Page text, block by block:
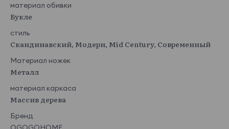
материал обивки
Букле
стиль
Скандинавский, Модерн, Mid Century, Современный
Материал ножек
Металл
материал каркаса
Массив дерева
Бренд